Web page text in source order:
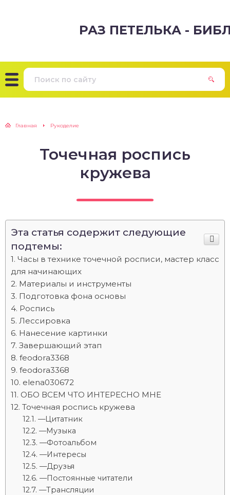
РАЗ ПЕТЕЛЬКА -
Главная Рукоделие
Точечная роспись
кружева
Эта статья содержит следующие
подтемы:
Часы в технике точечной росписи, мастер класс
для начинающих
Материалы и инструменты
Подготовка фона основы
Роспись
Лессировка
Нанесение картинки
Завершающий этап
feodora3368
feodora3368
elena030672
ОБО ВСЕМ ЧТО ИНТЕРЕСНО МНЕ
Точечная роспись кружева
—Цитатник
—Музыка
—Фотоальбом
—Интересы
—Друзья
—Постоянные читатели
—Трансляции